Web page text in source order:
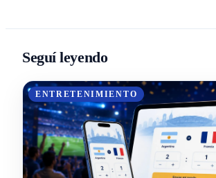
Seguí leyendo
ENTRETENIMIENTO